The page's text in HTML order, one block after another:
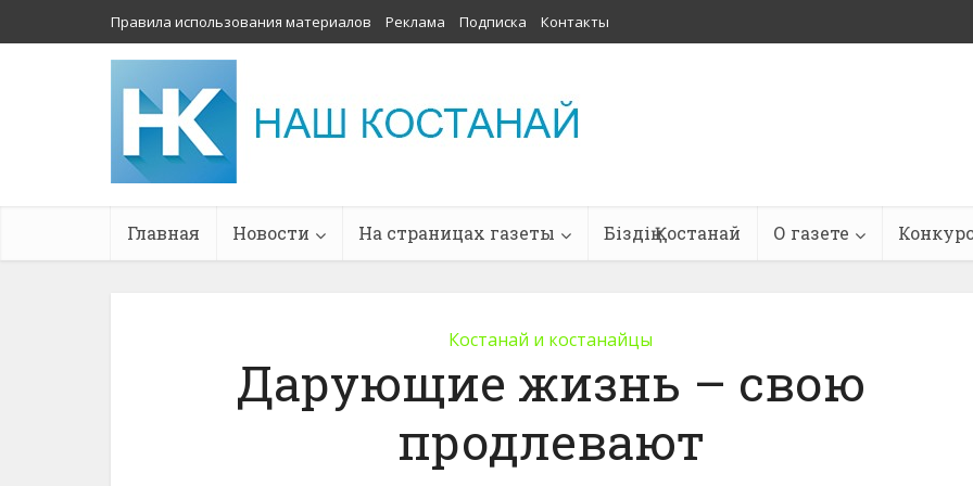
Правила использования материалов Реклама Подписка Контакты
Главная Новости На страницах газеты Біздің Қостанай О газете
Костанай и костанайцы
Дарующие жизнь – свою
продлевают